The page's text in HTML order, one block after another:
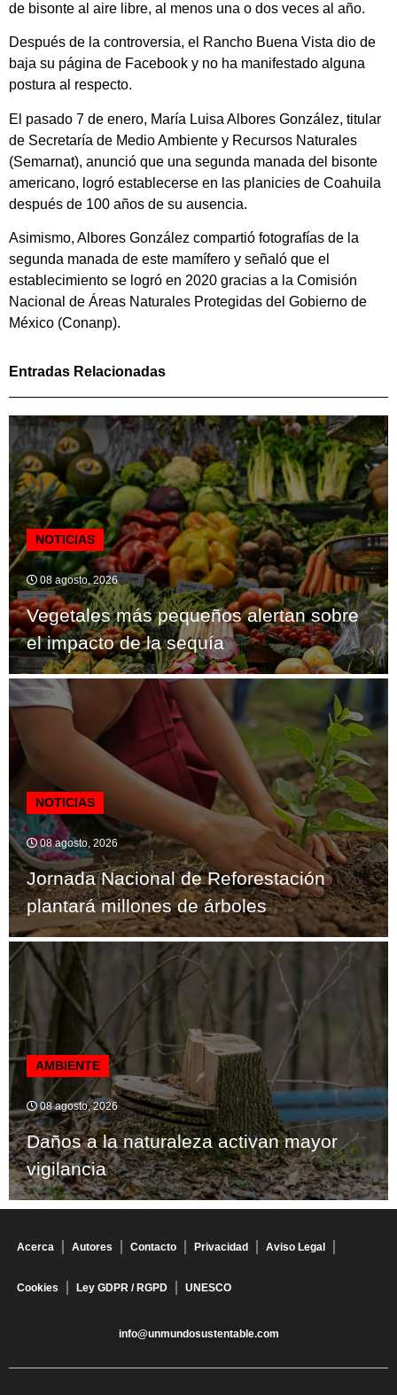
de bisonte al aire libre, al menos una o dos veces al año.
Después de la controversia, el Rancho Buena Vista dio de
baja su página de Facebook y no ha manifestado alguna
postura al respecto.
El pasado 7 de enero, María Luisa Albores González, titular
de Secretaría de Medio Ambiente y Recursos Naturales
(Semarnat), anunció que una segunda manada del bisonte
americano, logró establecerse en las planicies de Coahuila
después de 100 años de su ausencia.
Asimismo, Albores González compartió fotografías de la
segunda manada de este mamífero y señaló que el
establecimiento se logró en 2020 gracias a la Comisión
Nacional de Áreas Naturales Protegidas del Gobierno de
México (Conanp).
Entradas Relacionadas
NOTICIAS
08 agosto, 2026
Vegetales más pequeños alertan sobre
el impacto de la sequía
NOTICIAS
08 agosto, 2026
Jornada Nacional de Reforestación
plantará millones de árboles
AMBIENTE
08 agosto, 2026
Daños a la naturaleza activan mayor
vigilancia
Acerca Autores Contacto Privacidad Aviso Legal
Cookies Ley GDPR / RGPD UNESCO
info@unmundosustentable.com